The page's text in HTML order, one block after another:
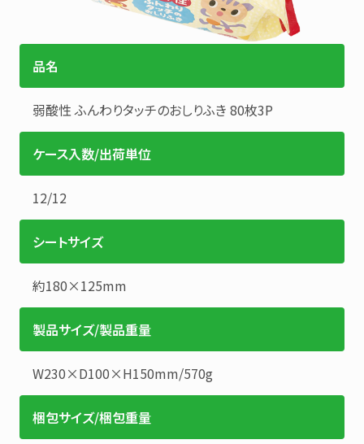
品名
弱酸性 ふんわりタッチのおしりふき 80枚3P
ケース入数/出荷単位
12/12
シートサイズ
約180×125mm
製品サイズ/製品重量
W230×D100×H150mm/570g
梱包サイズ/梱包重量